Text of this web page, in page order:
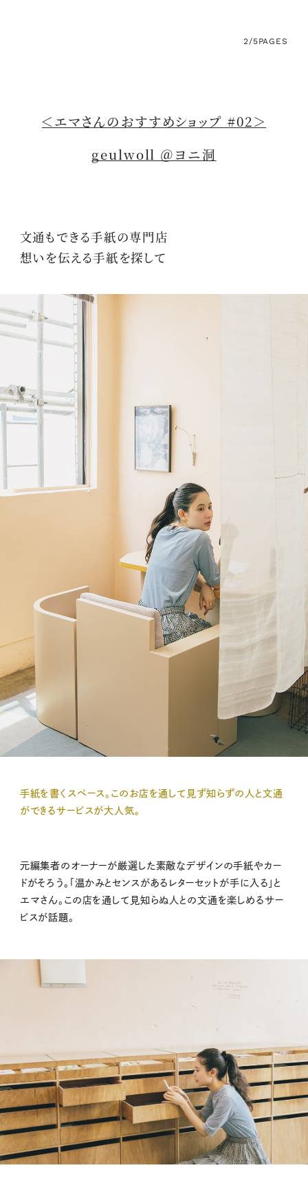
2/5PAGES
＜エマさんのおすすめショップ #02＞
geulwoll ＠ヨニ洞
文通もできる手紙の専門店
想いを伝える手紙を探して
手紙を書くスペース。このお店を通して見ず知らずの人と文通
ができるサービスが大人気。
元編集者のオーナーが厳選した素敵なデザインの手紙やカー
ドがそろう。「温かみとセンスがあるレターセットが手に入る」と
エマさん。この店を通して見知らぬ人との文通を楽しめるサー
ビスが話題。